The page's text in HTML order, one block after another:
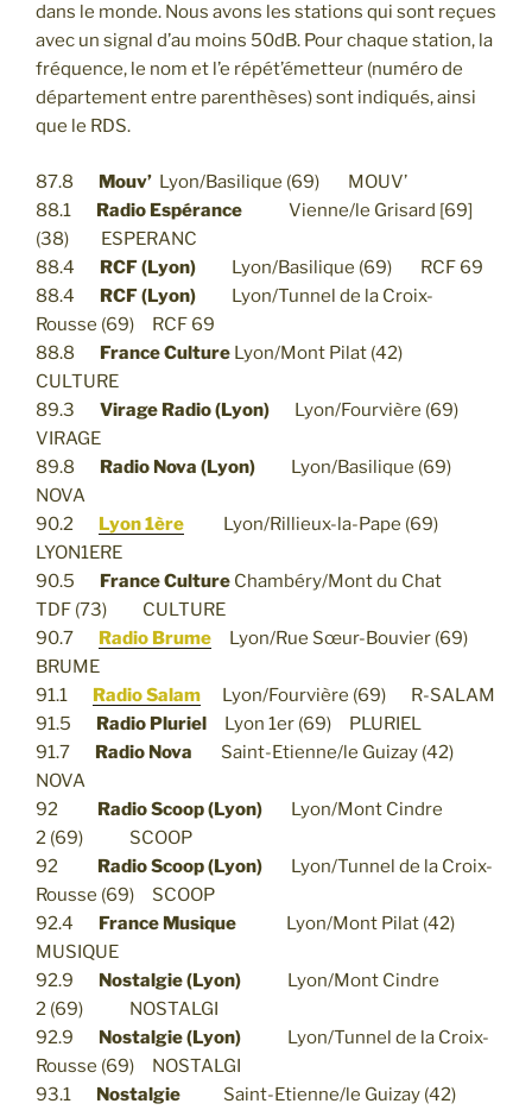
dans le monde. Nous avons les stations qui sont reçues
avec un signal d’au moins 50dB. Pour chaque station, la
fréquence, le nom et l’e répét’émetteur (numéro de
département entre parenthèses) sont indiqués, ainsi
que le RDS.
87.8 Mouv’ Lyon/Basilique (69) MOUV’
88.1 Radio Espérance Vienne/le Grisard [69]
(38) ESPERANC
88.4 RCF (Lyon) Lyon/Basilique (69) RCF 69
88.4 RCF (Lyon) Lyon/Tunnel de la Croix-
Rousse (69) RCF 69
88.8 France Culture Lyon/Mont Pilat (42)
CULTURE
89.3 Virage Radio (Lyon) Lyon/Fourvière (69)
VIRAGE
89.8 Radio Nova (Lyon) Lyon/Basilique (69)
NOVA
90.2 Lyon 1ère
Lyon/Rillieux-la-Pape (69)
LYON1ERE
90.5 France Culture Chambéry/Mont du Chat
TDF (73) CULTURE
90.7 Radio Brume
Lyon/Rue Sœur-Bouvier (69)
BRUME
91.1 Radio Salam
Lyon/Fourvière (69) R-SALAM
91.5 Radio Pluriel Lyon 1er (69) PLURIEL
91.7 Radio Nova Saint-Etienne/le Guizay (42)
NOVA
92 Radio Scoop (Lyon) Lyon/Mont Cindre
2 (69) SCOOP
92 Radio Scoop (Lyon) Lyon/Tunnel de la Croix-
Rousse (69) SCOOP
92.4 France Musique Lyon/Mont Pilat (42)
MUSIQUE
92.9 Nostalgie (Lyon) Lyon/Mont Cindre
2 (69) NOSTALGI
92.9 Nostalgie (Lyon) Lyon/Tunnel de la Croix-
Rousse (69) NOSTALGI
93.1 Nostalgie Saint-Etienne/le Guizay (42)